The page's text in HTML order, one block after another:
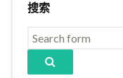
搜索